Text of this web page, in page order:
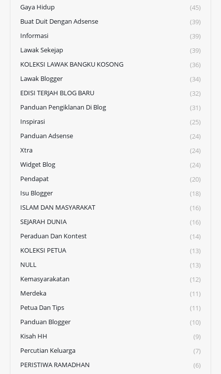
Gaya Hidup
(45)
Buat Duit Dengan Adsense
(39)
Informasi
(39)
Lawak Sekejap
(39)
KOLEKSI LAWAK BANGKU KOSONG
(36)
Lawak Blogger
(34)
EDISI TERJAH BLOG BARU
(32)
Panduan Pengiklanan Di Blog
(31)
Inspirasi
(25)
Panduan Adsense
(24)
Xtra
(24)
Widget Blog
(24)
Pendapat
(20)
Isu Blogger
(18)
ISLAM DAN MASYARAKAT
(16)
SEJARAH DUNIA
(16)
Peraduan Dan Kontest
(14)
KOLEKSI PETUA
(13)
NULL
(13)
Kemasyarakatan
(12)
Merdeka
(11)
Petua Dan Tips
(11)
Panduan Blogger
(10)
Kisah HH
(9)
Percutian Keluarga
(7)
PERISTIWA RAMADHAN
(6)